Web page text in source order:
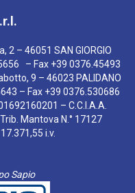
2 – 46051 SAN GIORGIO
– Fax +39 0376.45493
9 – 46023 PALIDANO
– Fax +39 0376.530686
– C.C.I.A.A.
Mantova N.° 17127
i.v.
Sapio